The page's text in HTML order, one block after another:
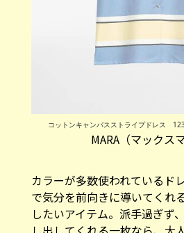
コットンキャンバスストライプドレス
MARA（マックス
カラーが多数使われているド
で気分を前向きに導いてくれ
したいアイテム。派手過ぎず